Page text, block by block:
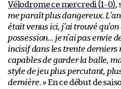
Vélodrome ce mercredi (1-0),
me paraît plus dangereux.
était venus ici, j’ai trouvé
possession… je n’ai pas envie
incisif dans les trente derniers
capables de garder la balle,
style de jeu plus percutant,
dernière. »En ce début de